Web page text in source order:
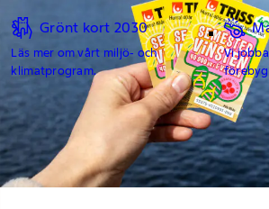
Grönt kort 2030
Läs mer om vårt miljö- och
klimatprogram.
Vi